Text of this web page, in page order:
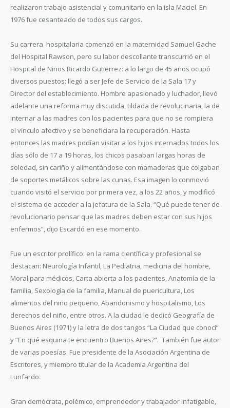
realizaron trabajo asistencial y comunitario en la isla Maciel. En
1976 fue cesanteado de todos sus cargos.
Su carrera hospitalaria comenzó en la maternidad Samuel Gache
del Hospital Rawson, pero su labor descollante transcurrió en el
Hospital de Niños Ricardo Gutierrez: a lo largo de 45 años ocupó
diversos puestos: llegó a ser Jefe de Servicio de la Sala 17 y
Director del establecimiento. Hombre apasionado y luchador, llevó
adelante una reforma muy discutida, tildada de revolucinaria, la de
internar a las madres con los pacientes para que no se rompiera
el vínculo afectivo y se beneficiara la recuperación. Hasta
entonces las madres podían visitar a los hijos internados todos los
días sólo de 17 a 19 horas, los chicos pasaban largas horas de
soledad, sin cariño y alimentándose con mamaderas que colgaban
de soportes metálicos sobre las cunas. Esa imagen lo conmovió
cuando visitó el servicio por primera vez, a los 22 años, y modificó
el sistema de acceder a la jefatura de la Sala. “Qué puede tener de
revolucionario pensar que las madres deben estar con sus hijos
enfermos”, dijo Escardó en ese momento.
Fue un escritor prolífico: en la rama científica y profesional se
destacan: Neurología Infantil, La Pediatria, medicina del hombre,
Moral para médicos, Carta abierta a los pacientes, Anatomía de la
familia, Sexología de la familia, Manual de puericultura, Los
alimentos del niño pequeño, Abandonismo y hospitalismo, Los
derechos del niño, entre otros. A la ciudad le dedicó Geografía de
Buenos Aires (1971) y la letra de dos tangos “La Ciudad que conocí”
y “En qué esquina te encuentro Buenos Aires?”. También fue autor
de varias poesías. Fue presidente de la Asociación Argentina de
Escritores, y miembro titular de la Academia Argentina del
Lunfardo.
Gran demócrata, polémico, emprendedor y trabajador infatigable,